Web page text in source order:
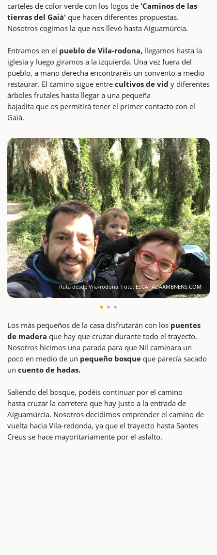
carteles de color verde con los logos de 'Caminos de las
tierras del Gaià' que hacen diferentes propuestas.
Nosotros cogimos la que nos llevó hasta Aiguamúrcia.
Entramos en el pueblo de Vila-rodona, llegamos hasta la
iglesia y luego giramos a la izquierda. Una vez fuera del
pueblo, a mano derecha encontraréis un convento a medio
restaurar. El camino sigue entre cultivos de vid y diferentes
árboles frutales hasta llegar a una pequeña
bajadita que os permitirá tener el primer contacto con el
Gaià.
Ruta desde Vila-rodona. Foto: ESCAPADAAMBNENS.COM
Los más pequeños de la casa disfrutarán con los puentes
de madera que hay que cruzar durante todo el trayecto.
Nosotros hicimos una parada para que Nil caminara un
poco en medio de un pequeño bosque que parecía sacado
un cuento de hadas.
Saliendo del bosque, podéis continuar por el camino
hasta cruzar la carretera que hay justo a la entrada de
Aiguamúrcia. Nosotros decidimos emprender el camino de
vuelta hacia Vila-redonda, ya que el trayecto hasta Santes
Creus se hace mayoritariamente por el asfalto.